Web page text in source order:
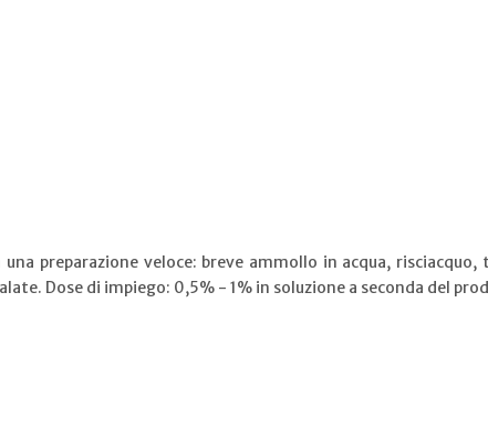
preparazione veloce: breve ammollo in acqua,
Dose di impiego: 0,5% - 1% in soluzione a seconda del